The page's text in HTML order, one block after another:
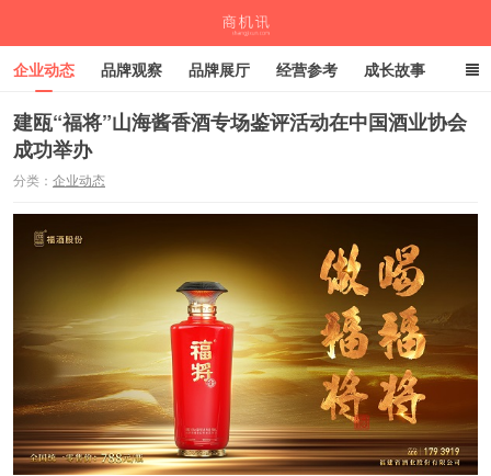
企业动态 品牌观察 品牌展厅 经营参考 成长故事
深度观察 伙伴计划
建瓯“福将”山海酱香酒专场鉴评活动在中国酒业协会
成功举办
分类： 企业动态